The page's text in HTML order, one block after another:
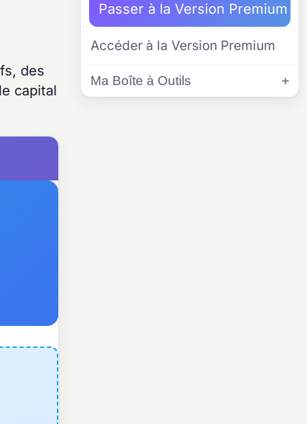
des
capital
Passer à la Version Premium
Accéder à la Version Premium
Ma Boîte à Outils